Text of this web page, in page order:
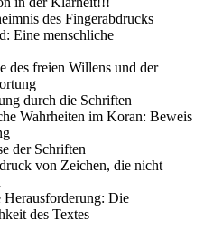
des Fingerabdrucks
Eine menschliche
des freien Willens und der
durch die Schriften
Wahrheiten im Koran: Beweis
der Schriften
von Zeichen, die nicht
Herausforderung: Die
des Textes